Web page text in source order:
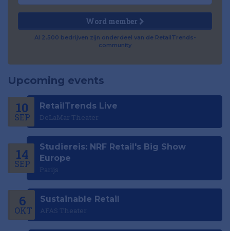
Word member
Al 2.500 bedrijven zijn onderdeel van de RetailTrends-
community
Upcoming events
10
SEP
RetailTrends Live
DeLaMar Theater
14
SEP
Studiereis: NRF Retail's Big Show
Europe
Parijs
6
OKT
Sustainable Retail
AFAS Theater